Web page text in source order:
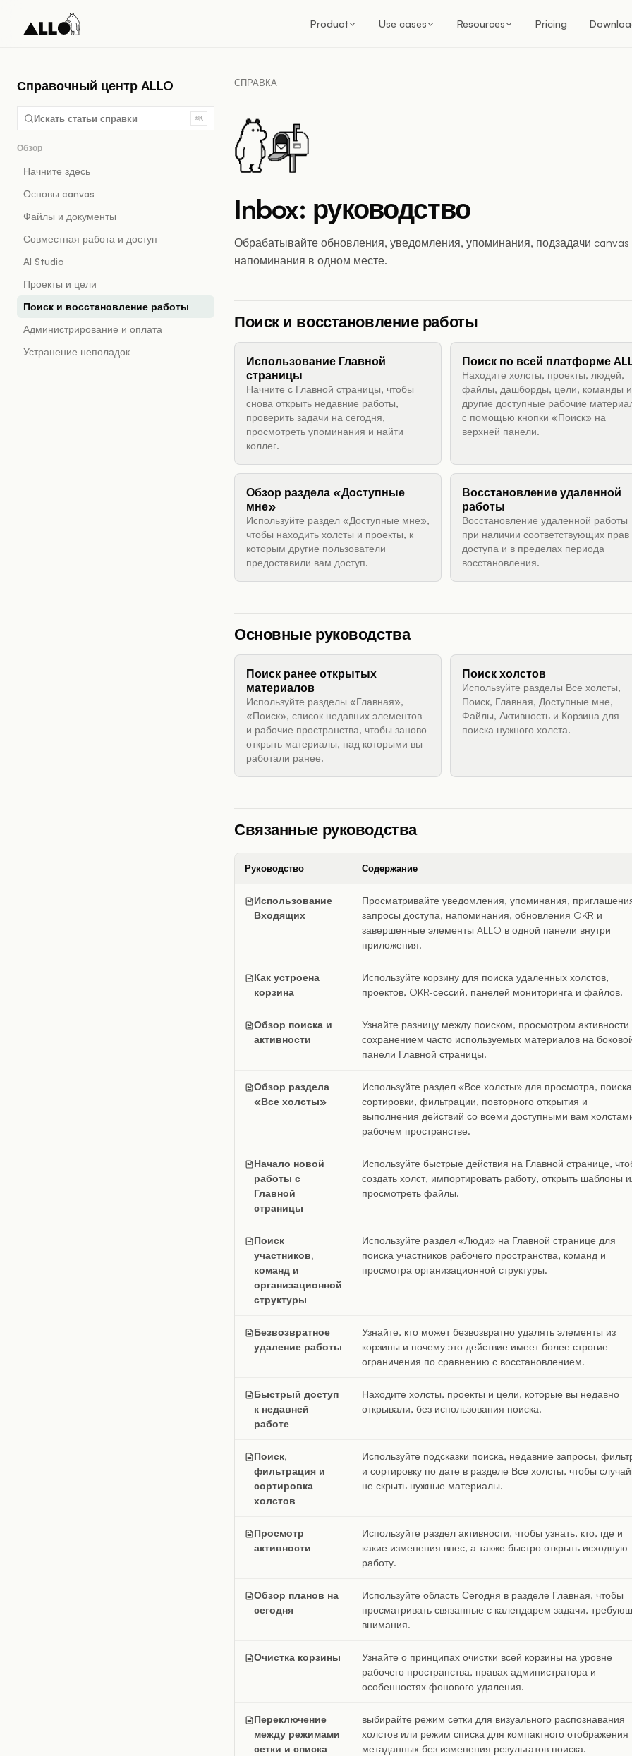
Product Use cases Resources Pricing
Справочный центр ALLO
Искать статьи справки ⌘K
Обзор
Начните здесь
Основы canvas
Файлы и документы
Совместная работа и доступ
AI Studio
Проекты и цели
Поиск и восстановление работы
Администрирование и оплата
Устранение неполадок
СПРАВКА
Inbox: руководство
Обрабатывайте обновления, уведомления, упоминания, подзадачи canvas
напоминания в одном месте.
Поиск и восстановление работы
Использование Главной
страницы
Начните с Главной страницы, чтобы
снова открыть недавние работы,
проверить задачи на сегодня,
просмотреть упоминания и найти
коллег.
Поиск по всей платформе
Находите холсты, проекты, людей,
файлы, дашборды, цели, команды и
другие доступные рабочие
с помощью кнопки «Поиск» на
верхней панели.
Обзор раздела «Доступные
мне»
Используйте раздел «Доступные мне»,
чтобы находить холсты и проекты, к
которым другие пользователи
предоставили вам доступ.
Восстановление удаленной
работы
Восстановление удаленной работы
при наличии соответствующих прав
доступа и в пределах периода
восстановления.
Основные руководства
Поиск ранее открытых
материалов
Используйте разделы «Главная»,
«Поиск», список недавних элементов
и рабочие пространства, чтобы заново
открыть материалы, над которыми вы
работали ранее.
Поиск холстов
Используйте разделы Все холсты,
Поиск, Главная, Доступные мне,
Файлы, Активность и Корзина для
поиска нужного холста.
Связанные руководства
Руководство Содержание
Использование
Входящих
Просматривайте уведомления, упоминания,
запросы доступа, напоминания, обновления OKR и
завершенные элементы ALLO в одной панели внутри
приложения.
Как устроена
корзина
Используйте корзину для поиска удаленных холстов,
проектов, OKR-сессий, панелей мониторинга и файлов.
Обзор поиска и
активности
Узнайте разницу между поиском, просмотром активности
сохранением часто используемых материалов на
панели Главной страницы.
Обзор раздела
«Все холсты»
Используйте раздел «Все холсты» для просмотра,
сортировки, фильтрации, повторного открытия и
выполнения действий со всеми доступными вам
рабочем пространстве.
Начало новой
работы с
Главной
страницы
Используйте быстрые действия на Главной странице,
создать холст, импортировать работу, открыть шаблоны
просмотреть файлы.
Поиск
участников,
команд и
организационной
структуры
Используйте раздел «Люди» на Главной странице для
поиска участников рабочего пространства, команд и
просмотра организационной структуры.
Безвозвратное
удаление работы
Узнайте, кто может безвозвратно удалять элементы из
корзины и почему это действие имеет более строгие
ограничения по сравнению с восстановлением.
Быстрый доступ
к недавней
работе
Находите холсты, проекты и цели, которые вы недавно
открывали, без использования поиска.
Поиск,
фильтрация и
сортировка
холстов
Используйте подсказки поиска, недавние запросы,
и сортировку по дате в разделе Все холсты, чтобы
не скрыть нужные материалы.
Просмотр
активности
Используйте раздел активности, чтобы узнать, кто, где и
какие изменения внес, а также быстро открыть исходную
работу.
Обзор планов на
сегодня
Используйте область Сегодня в разделе Главная, чтобы
просматривать связанные с календарем задачи,
внимания.
Очистка корзины
Узнайте о принципах очистки всей корзины на уровне
рабочего пространства, правах администратора и
особенностях фонового удаления.
Переключение
между режимами
сетки и списка
выбирайте режим сетки для визуального распознавания
холстов или режим списка для компактного отображения
метаданных без изменения результатов поиска.